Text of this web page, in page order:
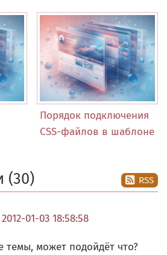
Порядок подключения
CSS-файлов в шаблоне
(30) RSS
2012-01-03 18:58:58
темы, может подойдёт что?